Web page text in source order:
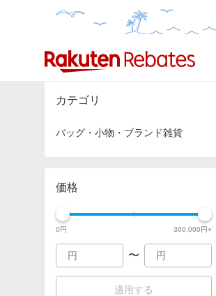
カテゴリー一覧
カテゴリ
バッグ・小物・ブランド雑貨
価格
0円 300,000円+
〜
適用する